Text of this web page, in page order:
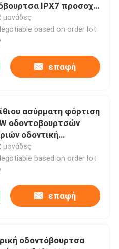
IPX7 προσοχής
για τους ενηλίκους
μονάδες
based on order lot
επαφή
ασύρματη φόρτιση
οδοντοβουρτσών
οδοντική
μονάδες
based on order lot
επαφή
οδοντόβουρτσα